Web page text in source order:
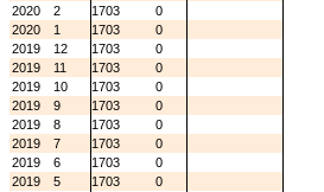
2020
2 1703
0
2020
1 1703
0
2019
12 1703
0
2019
11 1703
0
2019
10 1703
0
2019
9 1703
0
2019
8 1703
0
2019
7 1703
0
2019
6 1703
0
2019
5 1703
0